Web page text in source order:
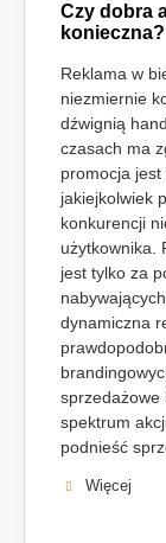
Czy dobra
konieczna?
Reklama w
niezmiernie
dźwignią
czasach ma
promocja jest
jakiejkolwiek
konkurencji
użytkownika.
jest tylko za
dynamiczna
sprzedażowe
spektrum
podnieść
Więcej